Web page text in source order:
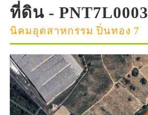
ที่ดิน - PNT7L0003
นิคมอุตสาหกรรม ปิ่นทอง 7